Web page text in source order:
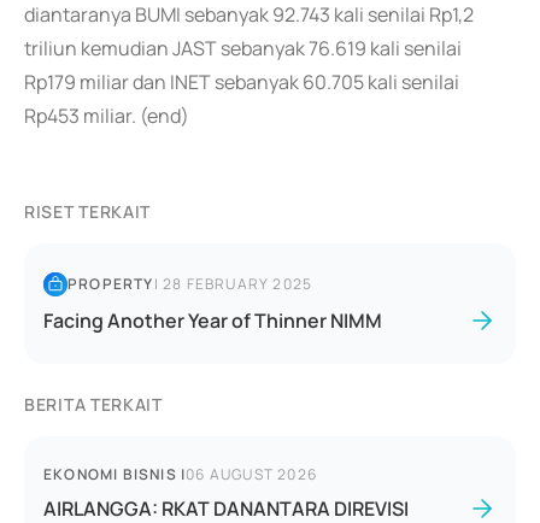
diantaranya BUMI sebanyak 92.743 kali senilai Rp1,2
triliun kemudian JAST sebanyak 76.619 kali senilai
Rp179 miliar dan INET sebanyak 60.705 kali senilai
Rp453 miliar. (end)
RISET TERKAIT
PROPERTY|28 FEBRUARY 2025
Facing Another Year of Thinner NIMM
BERITA TERKAIT
EKONOMI BISNIS |06 AUGUST 2026
AIRLANGGA: RKAT DANANTARA DIREVISI